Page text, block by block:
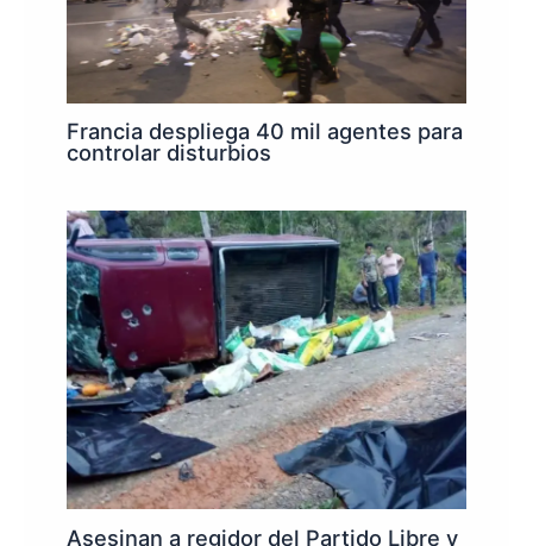
Francia despliega 40 mil agentes para
controlar disturbios
Asesinan a regidor del Partido Libre y